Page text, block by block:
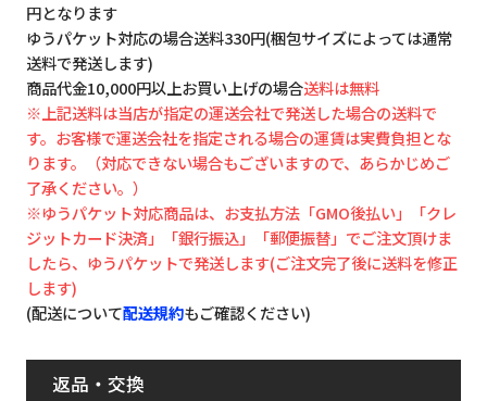
円となります
ゆうパケット対応の場合送料330円(梱包サイズによっては通常
送料で発送します)
商品代金10,000円以上お買い上げの場合送料は無料
※上記送料は当店が指定の運送会社で発送した場合の送料で
す。お客様で運送会社を指定される場合の運賃は実費負担とな
ります。（対応できない場合もございますので、あらかじめご
了承ください。）
※ゆうパケット対応商品は、お支払方法「GMO後払い」「クレ
ジットカード決済」「銀行振込」「郵便振替」でご注文頂けま
したら、ゆうパケットで発送します(ご注文完了後に送料を修正
します)
(配送について配送規約もご確認ください)
返品・交換